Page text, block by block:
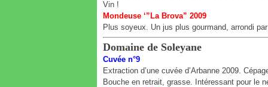
Vin !
Mondeuse ‘”La Brova” 2009
Plus soyeux. Un jus plus gourmand, arrondi par
Domaine de Soleyane
Cuvée n°9
Extraction d’une cuvée d’Arbanne 2009.
Bouche en retrait, grasse. Intéressant pour le